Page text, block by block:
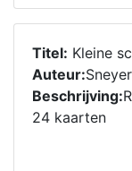
Titel: Kleine
Auteur:
Beschrijving:
24 kaarten